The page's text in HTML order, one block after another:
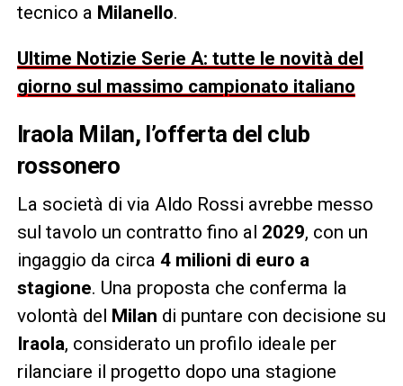
tecnico a Milanello.
Ultime Notizie Serie A: tutte le novità del
giorno sul massimo campionato italiano
Iraola Milan, l’offerta del club
rossonero
La società di via Aldo Rossi avrebbe messo
sul tavolo un contratto fino al 2029, con un
ingaggio da circa 4 milioni di euro a
stagione. Una proposta che conferma la
volontà del Milan di puntare con decisione su
Iraola, considerato un profilo ideale per
rilanciare il progetto dopo una stagione